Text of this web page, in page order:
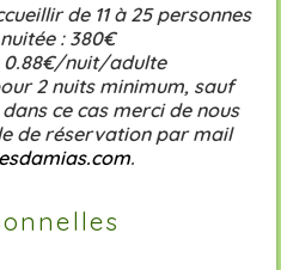
de 11 à 25 personnes
: 380€
0.88€/nuit/adulte
2 nuits minimum, sauf
ce cas merci de nous
de réservation par mail
.